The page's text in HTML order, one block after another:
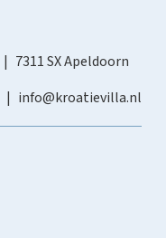
7311 SX Apeldoorn
info@kroatievilla.nl